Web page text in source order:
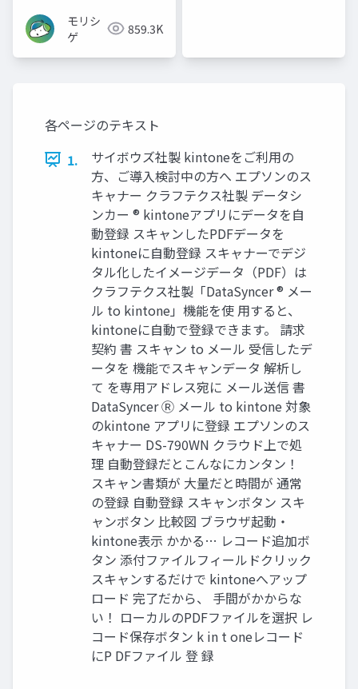
モリシ
ゲ
859.3K
各ページのテキスト
1.
サイボウズ社製 kintoneをご利用の
方、ご導入検討中の方へ エプソンのス
キャナー クラフテクス社製 データシ
ンカー ® kintoneアプリにデータを自
動登録 スキャンしたPDFデータを
kintoneに自動登録 スキャナーでデジ
タル化したイメージデータ（PDF）は
クラフテクス社製「DataSyncer ® メー
ル to kintone」機能を使 用すると、
kintoneに自動で登録できます。 請求
契約 書 スキャン to メール 受信したデ
ータを 機能でスキャンデータ 解析し
て を専用アドレス宛に メール送信 書
DataSyncer Ⓡ メール to kintone 対象
のkintone アプリに登録 エプソンのス
キャナー DS-790WN クラウド上で処
理 自動登録だとこんなにカンタン！
スキャン書類が 大量だと時間が 通常
の登録 自動登録 スキャンボタン スキ
ャンボタン 比較図 ブラウザ起動・
kintone表示 かかる… レコード追加ボ
タン 添付ファイルフィールドクリック
スキャンするだけで kintoneへアップ
ロード 完了だから、 手間がかからな
い！ ローカルのPDFファイルを選択 レ
コード保存ボタン k in t oneレコード
にP DFファイル 登 録